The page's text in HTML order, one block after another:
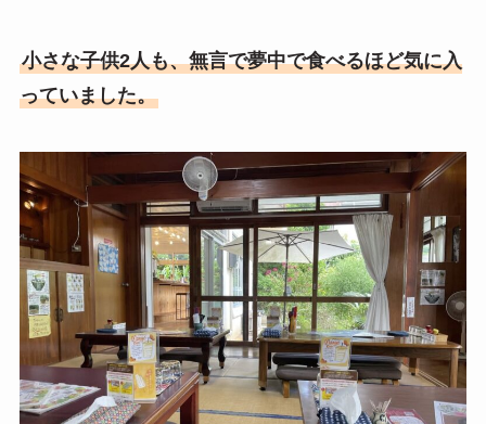
小さな子供2人も、無言で夢中で食べるほど気に入
っていました。